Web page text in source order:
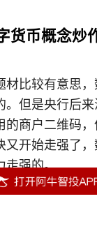
货币概念炒
材比较有意思
。但是央行后
的商户二维码
又开始走强了
走强的。